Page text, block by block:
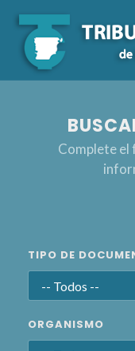
Complete el
TIPO DE
ORGANISMO